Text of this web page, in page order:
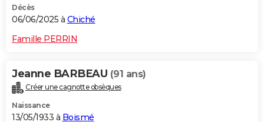
Décès
06/06/2025 à Chiché
Famille PERRIN
Jeanne BARBEAU (91 ans)
Créer une cagnotte obsèques
Naissance
13/05/1933 à Boismé